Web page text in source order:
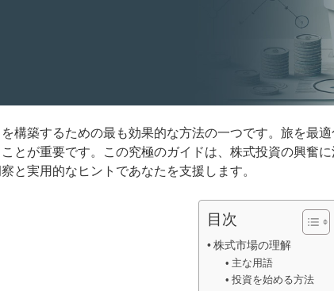
構築するための最も効果的な方法の一つです。旅を最
とが重要です。この究極のガイドは、株式投資の興奮
と実用的なヒントであなたを支援します。
目次
株式市場の理解
主な用語
投資を始める方法